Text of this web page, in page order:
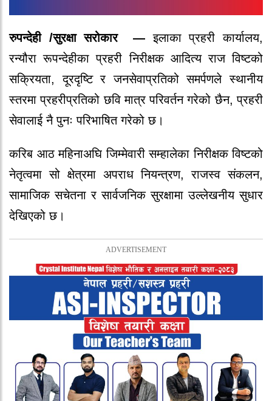
रुपन्देही /सुरक्षा सरोकार — इलाका प्रहरी कार्यालय,
रन्यौरा रूपन्देहीका प्रहरी निरीक्षक आदित्य राज विष्टको
सक्रियता, दूरदृष्टि र जनसेवाप्रतिको समर्पणले स्थानीय
स्तरमा प्रहरीप्रतिको छवि मात्र परिवर्तन गरेको छैन, प्रहरी
सेवालाई नै पुनः परिभाषित गरेको छ।
करिब आठ महिनाअघि जिम्मेवारी सम्हालेका निरीक्षक विष्टको
नेतृत्वमा सो क्षेत्रमा अपराध नियन्त्रण, राजस्व संकलन,
सामाजिक सचेतना र सार्वजनिक सुरक्षामा उल्लेखनीय सुधार
देखिएको छ।